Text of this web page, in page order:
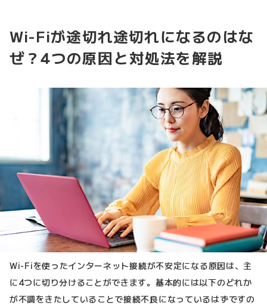
Wi-Fiが途切れ途切れになるのはな
ぜ？4つの原因と対処法を解説
Wi-Fiを使ったインターネット接続が不安定になる原因は、主
に4つに切り分けることができます。基本的には以下のどれか
が不調をきたしていることで接続不良になっているはずですの